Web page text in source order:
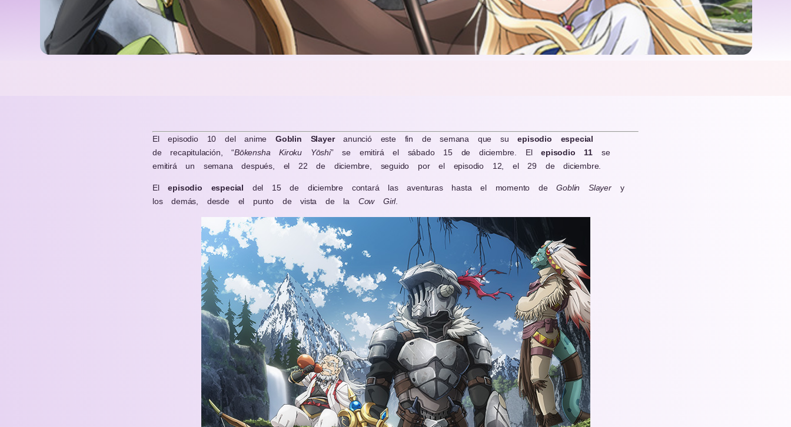
El episodio 10 del anime Goblin Slayeranunció este fin de semana que suepisodio
especial
de recapitulación, “Bōkensha Kiroku Yōshi” se emitirá el sábado 15 de diciembre. Elepisodio 11 se
emitirá un semana después, el 22 de diciembre, seguido por el episodio 12, el 29 de diciembre.
Elepisodio especial del 15 de diciembre contará las aventuras hasta el momento deGoblin Slayery
los demás, desde el punto de vista de la Cow Girl.